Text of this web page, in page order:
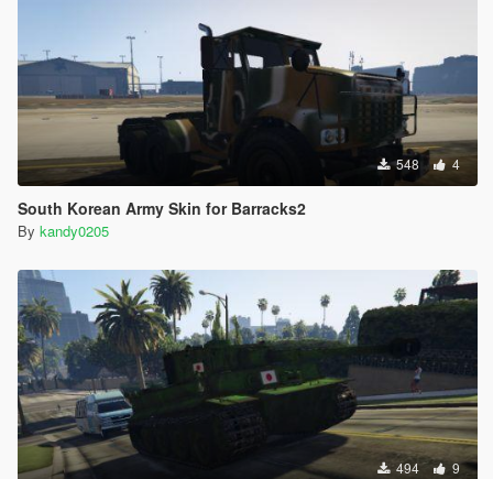
548 4
South Korean Army Skin for Barracks2
By kandy0205
494 9